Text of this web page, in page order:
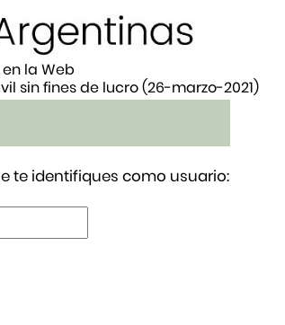
la Web
sin fines de lucro (26-marzo-2021)
te identifiques como usuario: